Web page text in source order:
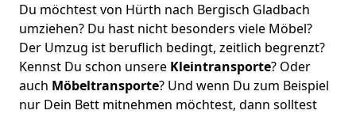
Du möchtest von Hürth nach Bergisch Gladbach
umziehen? Du hast nicht besonders viele Möbel?
Der Umzug ist beruflich bedingt, zeitlich begrenzt?
Kennst Du schon unsere Kleintransporte? Oder
auch Möbeltransporte? Und wenn Du zum Beispiel
nur Dein Bett mitnehmen möchtest, dann solltest